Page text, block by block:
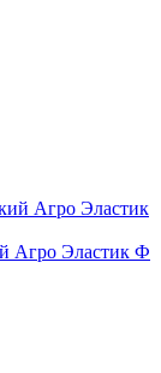
Агро Эластик Ф